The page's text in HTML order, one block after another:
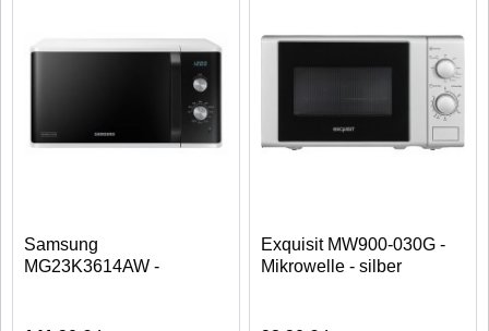
Samsung
MG23K3614AW -
Exquisit MW900-030G -
Mikrowelle - silber